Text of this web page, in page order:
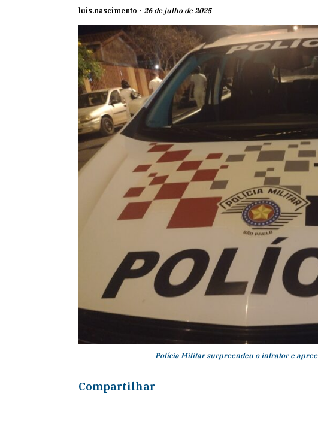
luis.nascimento - 26 de julho de 2025
Polícia Militar surpreendeu o infrator e
Compartilhar